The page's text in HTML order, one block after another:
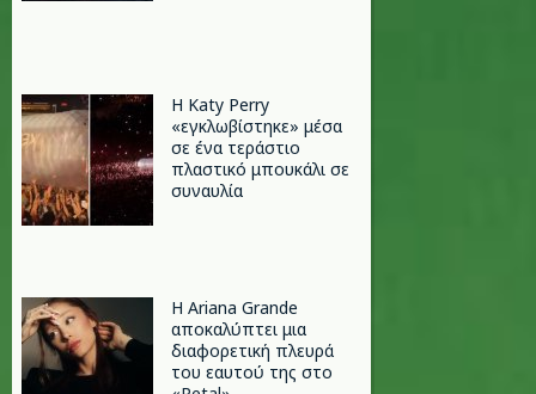
H Katy Perry
«εγκλωβίστηκε» μέσα
σε ένα τεράστιο
πλαστικό μπουκάλι σε
συναυλία
Η Ariana Grande
αποκαλύπτει μια
διαφορετική πλευρά
του εαυτού της στο